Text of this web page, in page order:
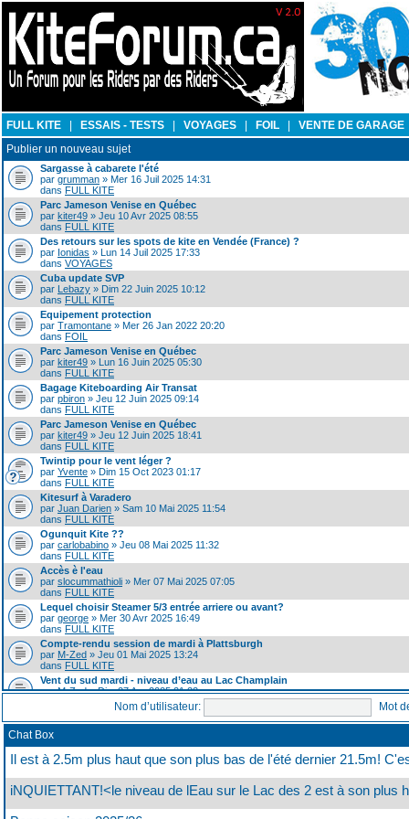
FULL KITE ESSAIS - TESTS VOYAGES FOIL VENTE DE GARAGE
Publier un nouveau sujet
Sargasse à cabarete l'été
par grumman » Mer 16 Juil 2025 14:31
dans FULL KITE
Parc Jameson Venise en Québec
par kiter49 » Jeu 10 Avr 2025 08:55
dans FULL KITE
Des retours sur les spots de kite en Vendée (France) ?
par Ionidas » Lun 14 Juil 2025 17:33
dans VOYAGES
Cuba update SVP
par Lebazy » Dim 22 Juin 2025 10:12
dans FULL KITE
Equipement protection
par Tramontane » Mer 26 Jan 2022 20:20
dans FOIL
Parc Jameson Venise en Québec
par kiter49 » Lun 16 Juin 2025 05:30
dans FULL KITE
Bagage Kiteboarding Air Transat
par pbiron » Jeu 12 Juin 2025 09:14
dans FULL KITE
Parc Jameson Venise en Québec
par kiter49 » Jeu 12 Juin 2025 18:41
dans FULL KITE
Twintip pour le vent léger ?
par Yvente » Dim 15 Oct 2023 01:17
dans FULL KITE
Kitesurf à Varadero
par Juan Darien » Sam 10 Mai 2025 11:54
dans FULL KITE
Ogunquit Kite ??
par carlobabino » Jeu 08 Mai 2025 11:32
dans FULL KITE
Accès è l'eau
par slocummathioli » Mer 07 Mai 2025 07:05
dans FULL KITE
Lequel choisir Steamer 5/3 entrée arriere ou avant?
par george » Mer 30 Avr 2025 16:49
dans FULL KITE
Compte-rendu session de mardi à Plattsburgh
par M-Zed » Jeu 01 Mai 2025 13:24
dans FULL KITE
Vent du sud mardi - niveau d’eau au Lac Champlain
parM-Zed» Dim 27 Avr 2025 21:22
Avez vous vu le 22 Degré Halo en Snowkite?
pargeorge» Jeu 24 Avr 2025 11:40
dans
A donner...
parflusher » Ven 11 Avr 2025 22:18
SPEED, Vitesse sur Glace
dansFULL KITE
Nom d’utilisateur: Mot
Chat Box
Il est à 2.5m plus haut que son plus bas de l'été dernier 21.5m!
iNQUIETTANT!<le niveau de lEau sur le Lac des 2 est à son plus